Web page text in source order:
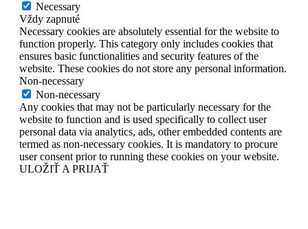
Necessary
Vždy zapnuté
Necessary cookies are absolutely essential for the website to
function properly. This category only includes cookies that
ensures basic functionalities and security features of the
website. These cookies do not store any personal information.
Non-necessary
Non-necessary
Any cookies that may not be particularly necessary for the
website to function and is used specifically to collect user
personal data via analytics, ads, other embedded contents are
termed as non-necessary cookies. It is mandatory to procure
user consent prior to running these cookies on your website.
ULOŽIŤ A PRIJAŤ